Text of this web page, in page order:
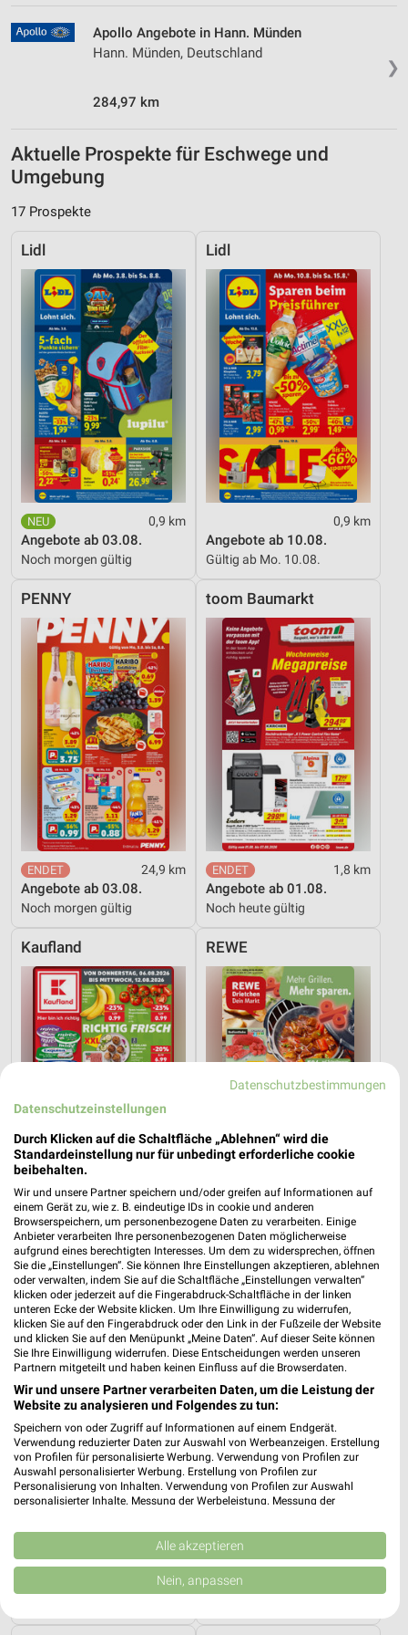
❯
Apollo Angebote in Hann. Münden
Hann. Münden, Deutschland
284,97 km
Aktuelle Prospekte für Eschwege und
Umgebung
17 Prospekte
Lidl
0,9 km
Angebote ab 03.08.
Noch morgen gültig
Lidl
0,9 km
Angebote ab 10.08.
Gültig ab Mo. 10.08.
PENNY
24,9 km
Angebote ab 03.08.
Noch morgen gültig
toom Baumarkt
1,8 km
Angebote ab 01.08.
Noch heute gültig
Kaufland
1,8 km
Angebote ab 06.08.
Gültig bis Mi. 12.08.
REWE
8,3 km
Angebote ab 03.08.
Noch morgen gültig
Opti Wohnwelt
29,4 km
Opti Wohnwelt
29,4 km
Küchentrends
Datenschutzbestimmungen
Datenschutzeinstellungen
Durch Klicken auf die Schaltfläche „Ablehnen“ wird die
Standardeinstellung nur für unbedingt erforderliche cookie
beibehalten.
Wir und unsere Partner speichern und/oder greifen auf Informationen auf
einem Gerät zu, wie z. B. eindeutige IDs in cookie und anderen
Browserspeichern, um personenbezogene Daten zu verarbeiten. Einige
Anbieter verarbeiten Ihre personenbezogenen Daten möglicherweise
aufgrund eines berechtigten Interesses. Um dem zu widersprechen, öffnen
Sie die „Einstellungen“. Sie können Ihre Einstellungen akzeptieren, ablehnen
oder verwalten, indem Sie auf die Schaltfläche „Einstellungen verwalten“
klicken oder jederzeit auf die Fingerabdruck-Schaltfläche in der linken
unteren Ecke der Website klicken. Um Ihre Einwilligung zu widerrufen,
klicken Sie auf den Fingerabdruck oder den Link in der Fußzeile der Website
und klicken Sie auf den Menüpunkt „Meine Daten“. Auf dieser Seite können
Sie Ihre Einwilligung widerrufen. Diese Entscheidungen werden unseren
Partnern mitgeteilt und haben keinen Einfluss auf die Browserdaten.
Wir und unsere Partner verarbeiten Daten, um die Leistung der
Website zu analysieren und Folgendes zu tun:
Speichern von oder Zugriff auf Informationen auf einem Endgerät.
Verwendung reduzierter Daten zur Auswahl von Werbeanzeigen. Erstellung
von Profilen für personalisierte Werbung. Verwendung von Profilen zur
Auswahl personalisierter Werbung. Erstellung von Profilen zur
Personalisierung von Inhalten. Verwendung von Profilen zur Auswahl
personalisierter Inhalte. Messung der Werbeleistung. Messung der
Kombinationen von Daten aus verschiedenen Quellen. Entwicklung und
Verbesserung der Angebote. Verwendung reduzierter Daten zur Auswahl
von Inhalten.
Daten können außerhalb der Europäischen Union weitergegeben und in die
Website/App.
Alle akzeptieren
Nein, anpassen